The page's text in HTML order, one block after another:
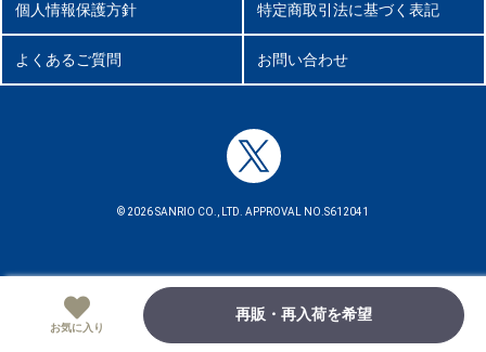
お気に入り
再販・再入荷を希望
個人情報保護方針 特定商取引法に基づく表記
よくあるご質問 お問い合わせ
© 2026 SANRIO CO., LTD. APPROVAL NO.S612041